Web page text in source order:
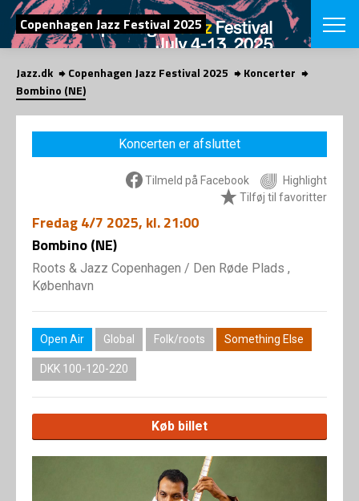
SØG
Copenhagen Jazz Festival 2025
English
VÆLG
VINTERJAZZ
Temaer
LOCATIONS
Venues &
Kontakt
SHOP
Jazz.dk Copenhagen Jazz Festival 2025
Koncerter
Bombino (NE)
Koncerten er afsluttet
Tilmeld på Facebook
Highlight
Tilføj til favoritter
Fredag4/7 2025, kl. 21:00
Bombino (NE)
Roots & Jazz Copenhagen / Den Røde Plads ,
København
Open Air Global Folk/roots Something Else
DKK 100-120-220
Køb billet